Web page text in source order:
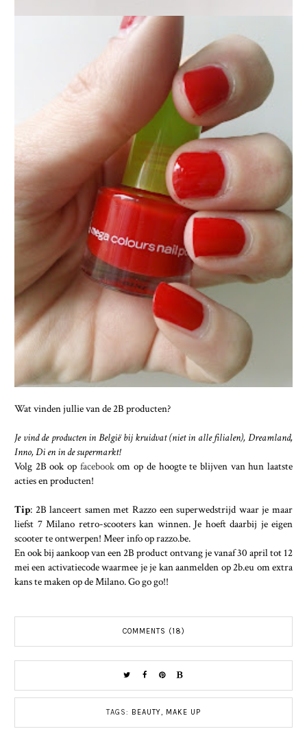
Wat vinden jullie van de 2B producten?
Je vind de producten in België bij kruidvat (niet in alle filialen), Dreamland,
Inno, Di en in de supermarkt!
Volg 2B ook op facebookom op de hoogte te blijven van hun laatste
acties en producten!
Tip: 2B lanceert samen met Razzo een superwedstrijd waar je maar
liefst 7 Milano retro-scooters kan winnen. Je hoeft daarbij je eigen
scooter te ontwerpen! Meer info op razzo.be.
En ook bij aankoop van een 2B product ontvang je vanaf 30 april tot 12
mei een activatiecode waarmee je je kan aanmelden op 2b.eu om extra
kans te maken op de Milano. Go go go!!
COMMENTS (18)
TAGS: BEAUTY, MAKE UP